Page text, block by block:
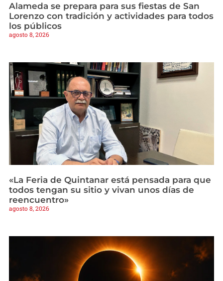
Alameda se prepara para sus fiestas de San
Lorenzo con tradición y actividades para todos
los públicos
agosto 8, 2026
«La Feria de Quintanar está pensada para que
todos tengan su sitio y vivan unos días de
reencuentro»
agosto 8, 2026